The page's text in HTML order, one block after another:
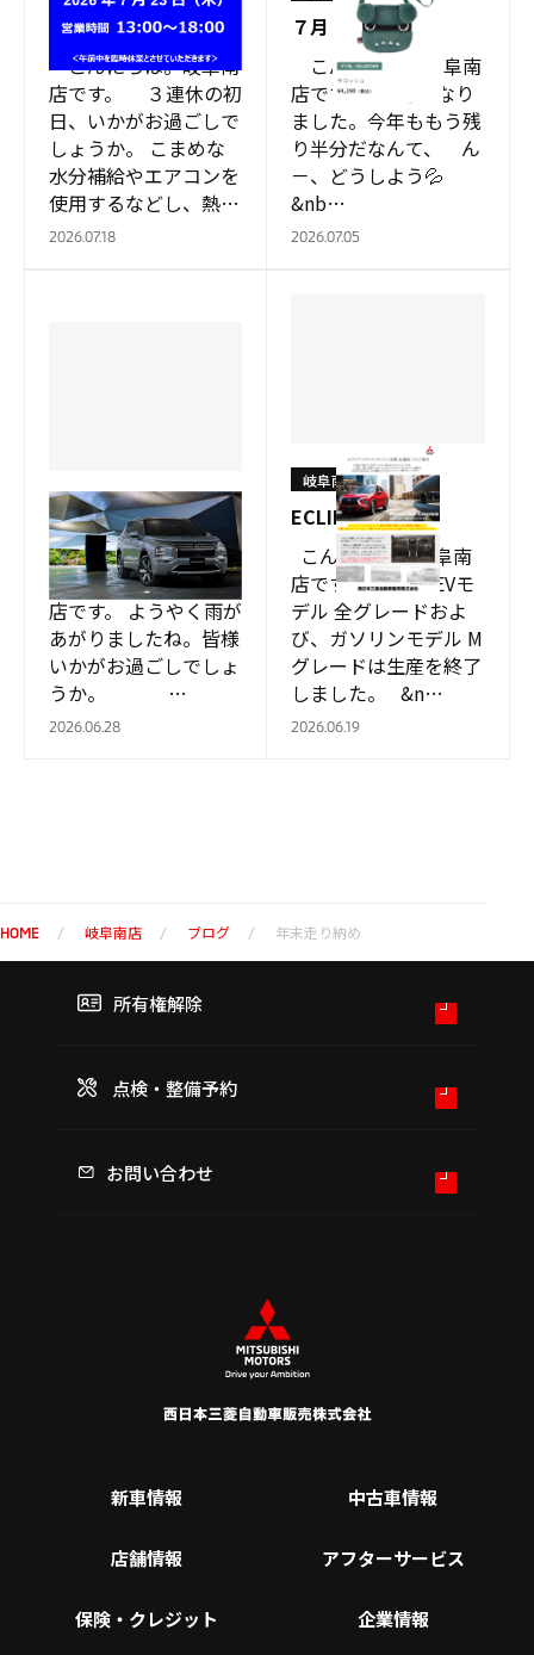
お知らせ
こんにちは。岐阜南
店です。 ３連休の初
日、いかがお過ごしで
しょうか。 こまめな
水分補給やエアコンを
使用するなどし、熱中
症に警戒してください
2026.07.18
７月
こんにちは。岐阜南
店です。 ７月になり
ました。今年ももう残
り半分だなんて、 ん
－、どうしよう💦
&nb…
2026.07.05
☀
岐阜南店
こんにちは。岐阜南
店です。 ようやく雨が
あがりましたね。皆様
いかがお過ごしでしょ
うか。 …
2026.06.28
ECLIPSE CROSS
岐阜南店
こんにちは。岐阜南
店です。 PHEVモ
デル 全グレードおよ
び、ガソリンモデル M
グレードは生産を終了
しました。 &n…
2026.06.19
HOME 岐阜南店 ブログ 年末走り納め
所有権解除
点検・整備予約
お問い合わせ
新車情報 中古車情報
店舗情報 アフターサービス
保険・クレジット 企業情報